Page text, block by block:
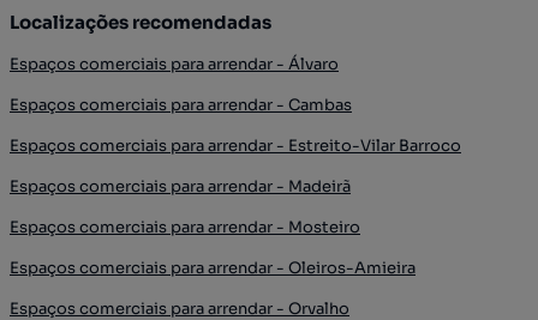
Localizações recomendadas
Espaços comerciais para arrendar - Álvaro
Espaços comerciais para arrendar - Cambas
Espaços comerciais para arrendar - Estreito-Vilar Barroco
Espaços comerciais para arrendar - Madeirã
Espaços comerciais para arrendar - Mosteiro
Espaços comerciais para arrendar - Oleiros-Amieira
Espaços comerciais para arrendar - Orvalho